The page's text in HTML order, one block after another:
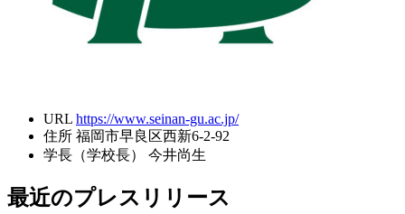
URL https://www.seinan-gu.ac.jp/
住所 福岡市早良区西新6-2-92
学長（学校長）
今井尚生
最近のプレスリリース